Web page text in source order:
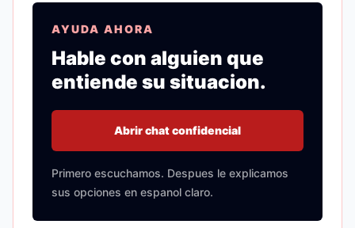
AYUDA AHORA
Hable con alguien que
entiende su situacion.
Abrir chat confidencial
Primero escuchamos. Despues le explicamos
sus opciones en espanol claro.